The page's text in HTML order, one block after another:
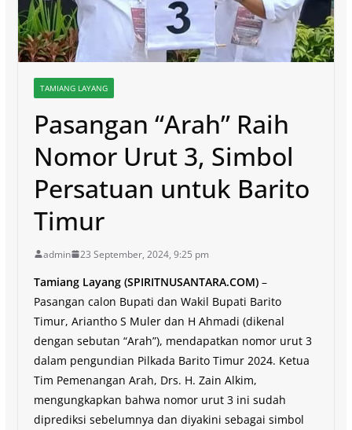
TAMIANG LAYANG
Pasangan “Arah” Raih
Nomor Urut 3, Simbol
Persatuan untuk Barito
Timur
admin 23 September, 2024, 9:25 pm
Tamiang Layang (SPIRITNUSANTARA.COM)–
Pasangan calon Bupati dan Wakil Bupati Barito
Timur, Ariantho S Muler dan H Ahmadi (dikenal
dengan sebutan “Arah”), mendapatkan nomor urut 3
dalam pengundian Pilkada Barito Timur 2024. Ketua
Tim Pemenangan Arah, Drs. H. Zain Alkim,
mengungkapkan bahwa nomor urut 3 ini sudah
diprediksi sebelumnya dan diyakini sebagai simbol